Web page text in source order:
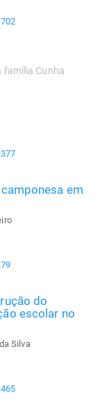
família Cunha
em
do
escolar no
Silva